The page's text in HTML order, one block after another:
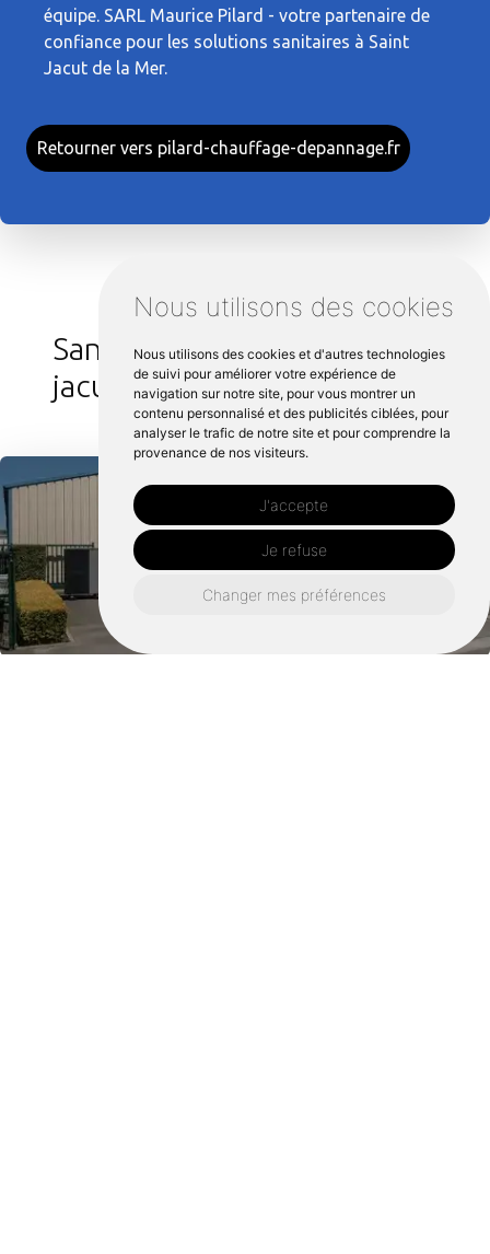
Nous utilisons des cookies
Nous utilisons des cookies et d'autres technologies
de suivi pour améliorer votre expérience de
navigation sur notre site, pour vous montrer un
contenu personnalisé et des publicités ciblées, pour
analyser le trafic de notre site et pour comprendre la
provenance de nos visiteurs.
J'accepte
Je refuse
Changer mes préférences
équipe. SARL Maurice Pilard - votre partenaire de
confiance pour les solutions sanitaires à Saint
Jacut de la Mer.
Retourner vers pilard-chauffage-depannage.fr
Sanitaire autour de Saint
jacut de la mer :